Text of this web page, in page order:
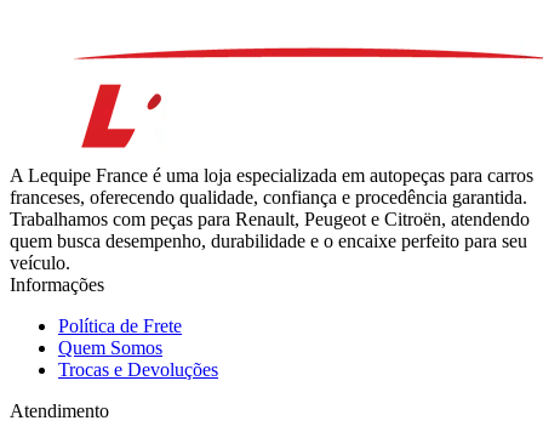
A Lequipe France é uma loja especializada em autopeças para carros
franceses, oferecendo qualidade, confiança e procedência garantida.
Trabalhamos com peças para Renault, Peugeot e Citroën, atendendo
quem busca desempenho, durabilidade e o encaixe perfeito para seu
veículo.
Informações
Política de Frete
Quem Somos
Trocas e Devoluções
Atendimento